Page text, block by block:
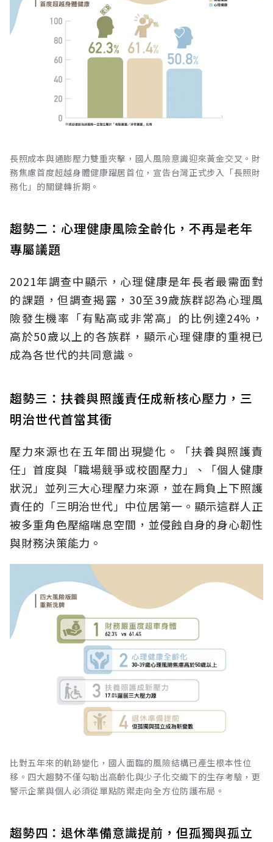
長照成本與通膨壓力雙重夾擊，國人風險意識迎來黃金交叉。財
務焦慮首度超越身體健康躍居首位，宣告台灣正式步入「長照財
務化」的關鍵轉折期。
趨勢二：心理健康風險全齡化，不再是老年
專屬議題
2021年調查中顯示，心理健康是年長者最需面對
的課題，但調查揭露，30至39歲族群認為心理風
險發生機率「有點高或非常高」的比例達24%，
高於50歲以上的各族群，顯示心理健康的重視已
成為各世代的共同意識。
趨勢三：扶養與照護責任成新核心壓力，三
明治世代首當其衝
壓力來源也在五年間出現變化。「扶養與照護責
任」首度與「職場競爭或校園壓力」、「個人健康
狀況」並列三大心理壓力來源，並在肩負上下照護
責任的「三明治世代」中位居第一。顯示這群人正
被多重角色壓縮喘息空間，並侵蝕自身的身心韌性
與財務決策能力。
比對五年來的軌跡變化，國人面臨的風險結構已產生根本性位
移。四大趨勢不僅勾勒出高齡化與少子化交織下的生存考驗，更
警示企業與個人必須從單點防禦走向全方位防護布局。
趨勢四：退休準備意識提前，但孤獨與孤立